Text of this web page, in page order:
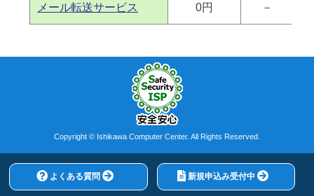
メール転送サービス 0円 －
よくある質問 新規申込み受付中
Copyright © Ishikawa Computer Center. All Rights Reserved.